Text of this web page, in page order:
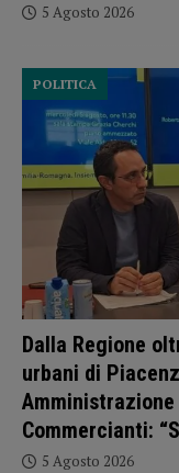
5 Agosto 2026
Dalla Regione
urbani di
Amministrazione
Commercianti:
POLITICA
5 Agosto 2026